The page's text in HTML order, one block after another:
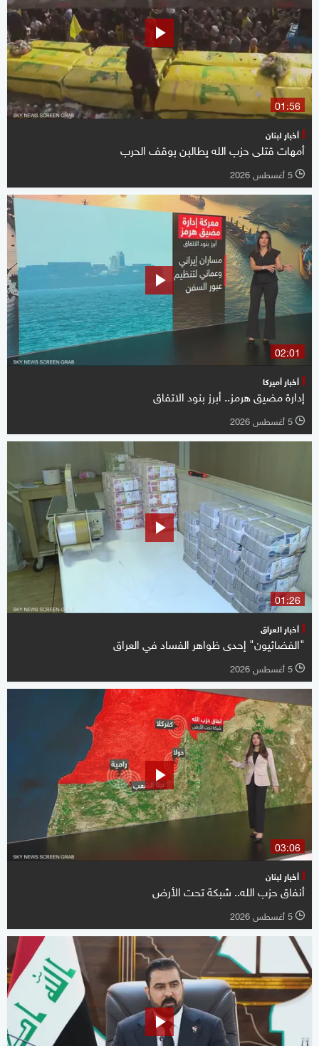
01:56
أخبار لبنان
أمهات قتلى حزب الله يطالبن بوقف الحرب
l 5 أغسطس 2026
02:01
أخبار أميركا
إدارة مضيق هرمز.. أبرز بنود الاتفاق
l 5 أغسطس 2026
01:26
أخبار العراق
"الفضائيون" إحدى ظواهر الفساد في العراق
l 5 أغسطس 2026
03:06
أخبار لبنان
أنفاق حزب الله.. شبكة تحت الأرض
l 5 أغسطس 2026